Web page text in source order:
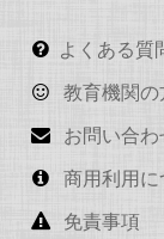
よくある質
教育機関
お問い合わ
商用利用に
免責事項